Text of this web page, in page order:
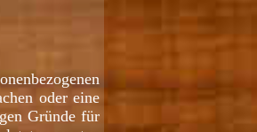
oder eine
Gründe für